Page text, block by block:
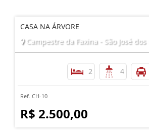
CASA NA ÁRVORE
Campestre da Faxina - São José dos
2 4
Ref. CH-10
R$ 2.500,00